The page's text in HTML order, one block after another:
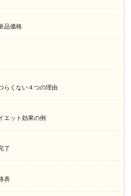
品価格
らくない４つの理由
エット効果の例
了
表